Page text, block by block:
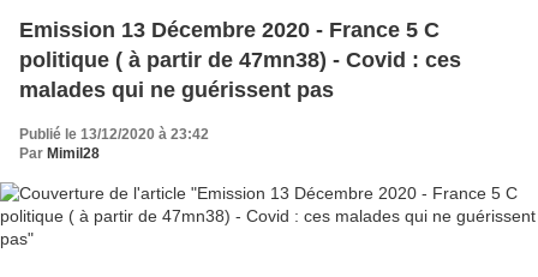
Emission 13 Décembre 2020 - France 5 C
politique ( à partir de 47mn38) - Covid : ces
malades qui ne guérissent pas
Publié le 13/12/2020 à 23:42
Par Mimil28